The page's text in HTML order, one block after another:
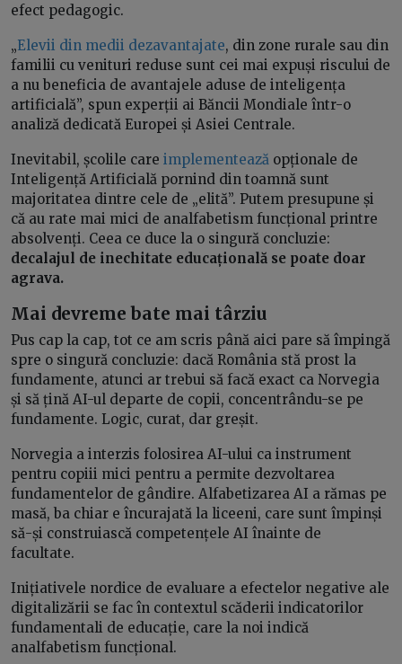
efect pedagogic.
„Elevii din medii dezavantajate, din zone rurale sau din
familii cu venituri reduse sunt cei mai expuși riscului de
a nu beneficia de avantajele aduse de inteligența
artificială”, spun experții ai Băncii Mondiale într-o
analiză dedicată Europei și Asiei Centrale.
Inevitabil, școlile care implementează opționale de
Inteligență Artificială pornind din toamnă sunt
majoritatea dintre cele de „elită”. Putem presupune și
că au rate mai mici de analfabetism funcțional printre
absolvenți. Ceea ce duce la o singură concluzie:
decalajul de inechitate educațională se poate doar
agrava.
Mai devreme bate mai târziu
Pus cap la cap, tot ce am scris până aici pare să împingă
spre o singură concluzie: dacă România stă prost la
fundamente, atunci ar trebui să facă exact ca Norvegia
și să țină AI-ul departe de copii, concentrându-se pe
fundamente. Logic, curat, dar greșit.
Norvegia a interzis folosirea AI-ului ca instrument
pentru copiii mici pentru a permite dezvoltarea
fundamentelor de gândire. Alfabetizarea AI a rămas pe
masă, ba chiar e încurajată la liceeni, care sunt împinși
să-și construiască competențele AI înainte de
facultate.
Inițiativele nordice de evaluare a efectelor negative ale
digitalizării se fac în contextul scăderii indicatorilor
fundamentali de educație, care la noi indică
analfabetism funcțional.